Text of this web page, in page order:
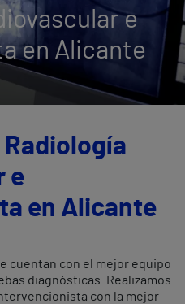
e
en Alicante
Radiología
e
en Alicante
cuentan con el mejor equipo
diagnósticas. Realizamos
con la mejor